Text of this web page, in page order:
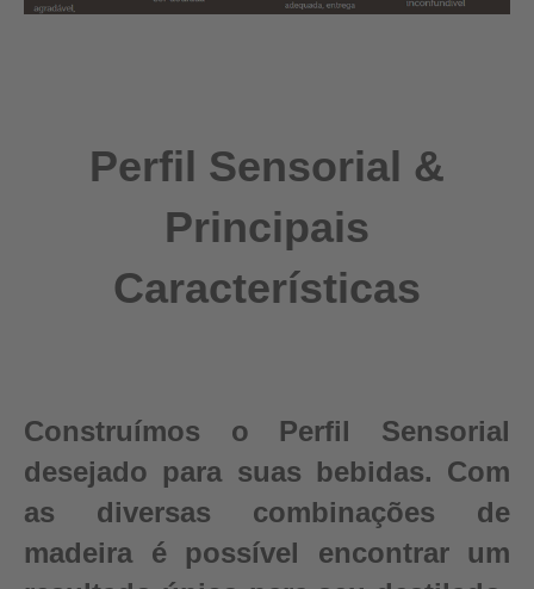
Perfil Sensorial &
Principais
Características
Construímos o Perfil Sensorial
desejado para suas bebidas. Com
as diversas combinações de
madeira é possível encontrar um